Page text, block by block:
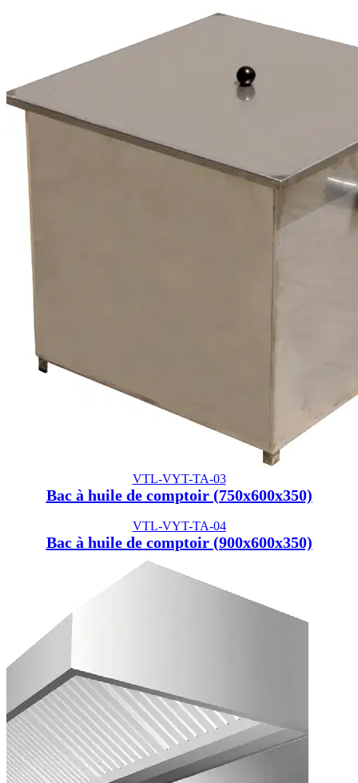
VTL-VYT-TA-03
Bac à huile de comptoir (750x600x350)
VTL-VYT-TA-04
Bac à huile de comptoir (900x600x350)